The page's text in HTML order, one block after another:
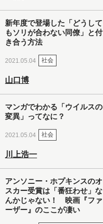
新年度で登場した「どうして
もソリが合わない同僚」と付
き合う方法
2021.05.04 社会
山口博
マンガでわかる「ウイルスの
変異」ってなに？
2021.05.04 社会
川上浩一
アンソニー・ホプキンスのオ
スカー受賞は「番狂わせ」な
んかじゃない！ 映画『ファ
ーザー』のここが凄い